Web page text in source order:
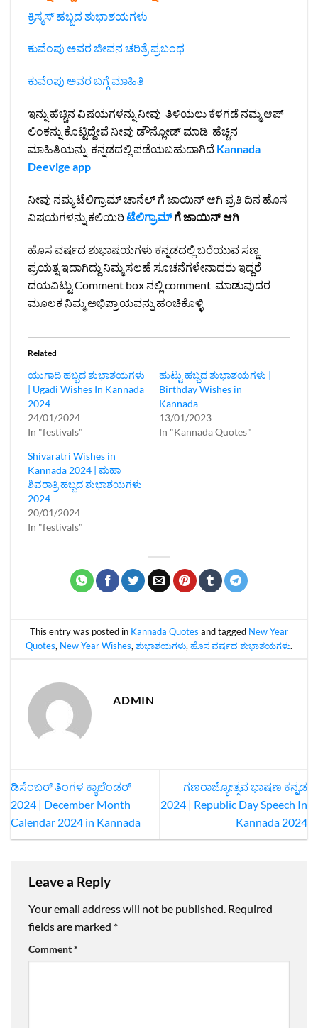
ಕ್ರಿಸ್ಮಸ್ ಹಬ್ಬದ ಶುಭಾಶಯಗಳು
ಕುವೆಂಪು ಅವರ ಜೀವನ ಚರಿತ್ರೆ ಪ್ರಬಂಧ
ಕುವೆಂಪು ಅವರ ಬಗ್ಗೆ ಮಾಹಿತಿ
ಇನ್ನು ಹೆಚ್ಚಿನ ವಿಷಯಗಳನ್ನು ನೀವು ತಿಳಿಯಲು ಕೆಳಗಡೆ ನಮ್ಮ ಆಪ್
ಲಿಂಕನ್ನು ಕೊಟ್ಟಿದ್ದೇವೆ ನೀವು ಡೌನ್ಲೋಡ್ ಮಾಡಿ ಹೆಚ್ಚಿನ
ಮಾಹಿತಿಯನ್ನು ಕನ್ನಡದಲ್ಲಿ ಪಡೆಯಬಹುದಾಗಿದೆ Kannada
Deevige app
ನೀವು ನಮ್ಮ ಟೆಲಿಗ್ರಾಮ್ ಚಾನೆಲ್ ಗೆ ಜಾಯಿನ್ ಆಗಿ ಪ್ರತಿ ದಿನ ಹೊಸ
ವಿಷಯಗಳನ್ನು ಕಲಿಯಿರಿಟೆಲಿಗ್ರಾಮ್ಗೆ ಜಾಯಿನ್ ಆಗಿ
ಹೊಸ ವರ್ಷದ ಶುಭಾಷಯಗಳು ಕನ್ನಡದಲ್ಲಿ ಬರೆಯುವ ಸಣ್ಣ
ಪ್ರಯತ್ನ ಇದಾಗಿದ್ದು ನಿಮ್ಮ ಸಲಹೆ ಸೂಚನೆಗಳೇನಾದರು ಇದ್ದರೆ
ದಯವಿಟ್ಟು Comment box ನಲ್ಲಿ comment ಮಾಡುವುದರ
ಮೂಲಕ ನಿಮ್ಮ ಅಭಿಪ್ರಾಯವನ್ನು ಹಂಚಿಕೊಳ್ಳಿ
Related
ಯುಗಾದಿ ಹಬ್ಬದ ಶುಭಾಶಯಗಳು
| Ugadi Wishes In Kannada
2024
24/01/2024
In "festivals"
ಹುಟ್ಟು ಹಬ್ಬದ ಶುಭಾಶಯಗಳು |
Birthday Wishes in
Kannada
13/01/2023
In "Kannada Quotes"
Shivaratri Wishes in
Kannada 2024 | ಮಹಾ
ಶಿವರಾತ್ರಿ ಹಬ್ಬದ ಶುಭಾಶಯಗಳು
2024
20/01/2024
In "festivals"
This entry was posted in Kannada Quotes and tagged New Year
Quotes, New Year Wishes, ಶುಭಾಶಯಗಳು, ಹೊಸ ವರ್ಷದ ಶುಭಾಶಯಗಳು.
ADMIN
ಡಿಸೆಂಬರ್‌ ತಿಂಗಳ ಕ್ಯಾಲೆಂಡರ್‌
2024 | December Month
Calendar 2024 in Kannada
ಗಣರಾಜ್ಯೋತ್ಸವ ಭಾಷಣ ಕನ್ನಡ
2024 | Republic Day Speech In
Kannada 2024
Leave a Reply
Your email address will not be published. Required
fields are marked *
Comment*